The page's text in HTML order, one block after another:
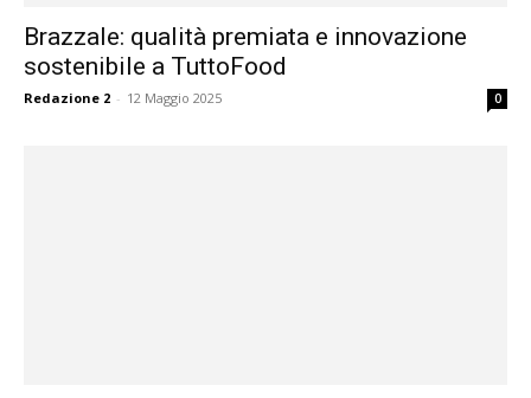
Brazzale: qualità premiata e innovazione
sostenibile a TuttoFood
Redazione 2 - 12 Maggio 2025 0